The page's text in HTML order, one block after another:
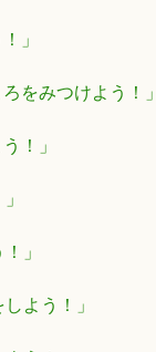
」
をみつけよう！」
！」
」
よう！」